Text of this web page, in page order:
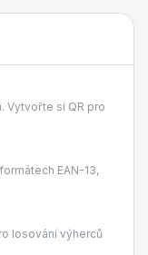
Vytvořte si QR pro
EAN-13,
losování výherců